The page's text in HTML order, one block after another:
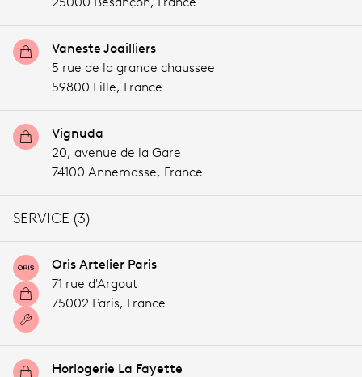
Vaneste Joailliers
5 rue de la grande chaussee
59800 Lille, France
Vignuda
20, avenue de la Gare
74100 Annemasse, France
SERVICE (3)
Oris Artelier Paris
71 rue d'Argout
75002 Paris, France
Horlogerie La Fayette